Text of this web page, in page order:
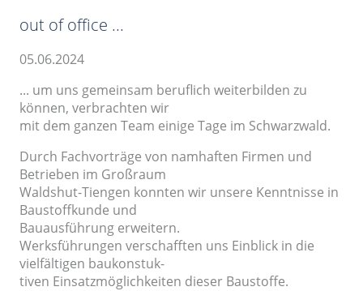
out of office ...
05.06.2024
... um uns gemeinsam beruflich weiterbilden zu
können, verbrachten wir
mit dem ganzen Team einige Tage im Schwarzwald.
Durch Fachvorträge von namhaften Firmen und
Betrieben im Großraum
Waldshut-Tiengen konnten wir unsere Kenntnisse in
Baustoffkunde und
Bauausführung erweitern.
Werksführungen verschafften uns Einblick in die
vielfältigen baukonstuk-
tiven Einsatzmöglichkeiten dieser Baustoffe.